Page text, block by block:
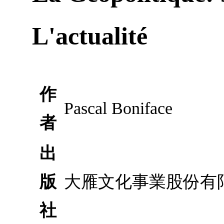
L'actualité
作
者
Pascal Boniface
出
版
社
大雁文化事業股份有